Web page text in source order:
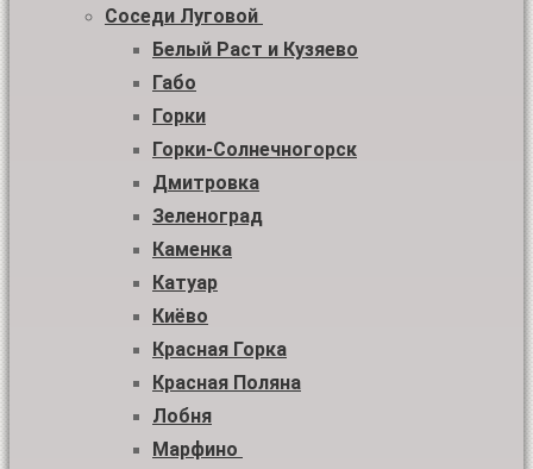
Соседи Луговой
Белый Раст и Кузяево
Габо
Горки
Горки-Солнечногорск
Дмитровка
Зеленоград
Каменка
Катуар
Киёво
Красная Горка
Красная Поляна
Лобня
Марфино